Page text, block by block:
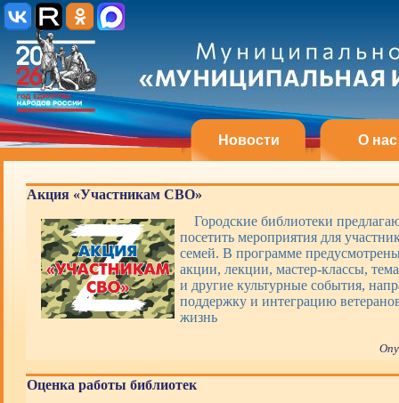
Новости О нас
Акция «Участникам СВО»
Городские библиотеки
посетить мероприятия для
семей. В программе
акции, лекции, мастер-классы,
и другие культурные события,
поддержку и интеграцию
жизнь
Оценка работы библиотек